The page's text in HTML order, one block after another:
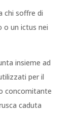
chi soffre di
o un ictus nei
insieme ad
per il
concomitante
caduta